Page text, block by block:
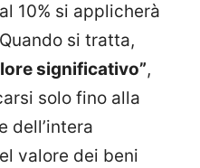
10% si applicherà
si tratta,
significativo”,
solo fino alla
dell’intera
valore dei beni